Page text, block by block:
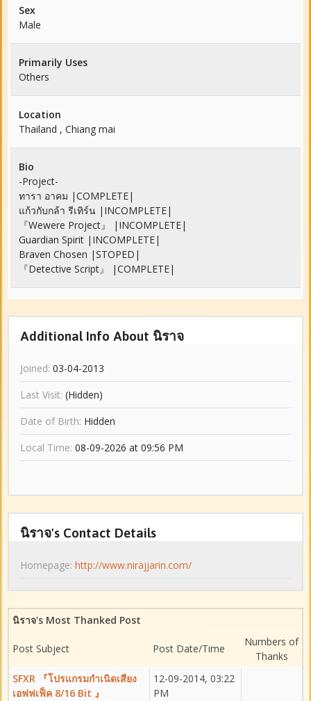
Sex
Male
Primarily Uses
Others
Location
Thailand , Chiang mai
Bio
-Project-
ทารา อาคม |COMPLETE|
แก้วกับกล้า รีเทิร์น |INCOMPLETE|
『Wewere Project』 |INCOMPLETE|
Guardian Spirit |INCOMPLETE|
Braven Chosen |STOPED|
『Detective Script』 |COMPLETE|
Additional Info About นิราจ
Joined: 03-04-2013
Last Visit: (Hidden)
Date of Birth: Hidden
Local Time: 08-09-2026 at 09:56 PM
นิราจ's Contact Details
Homepage: http://www.nirajjarin.com/
นิราจ's Most Thanked Post
Post Subject Post Date/Time
Numbers of
Thanks
SFXR 『โปรแกรมกำเนิดเสียง
เอฟฟเฟ็ค 8/16 Bit 』
12-09-2014, 03:22
PM